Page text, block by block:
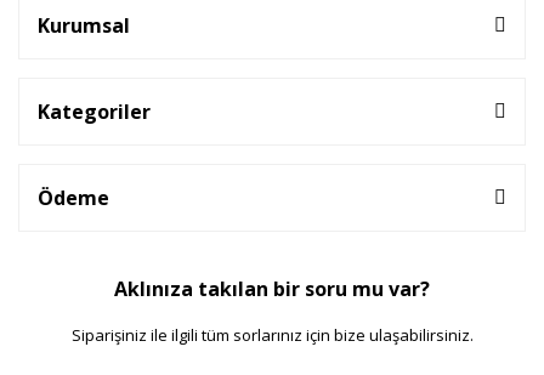
Kurumsal
Kategoriler
Ödeme
Aklınıza takılan bir soru mu var?
Siparişiniz ile ilgili tüm sorlarınız için bize ulaşabilirsiniz.